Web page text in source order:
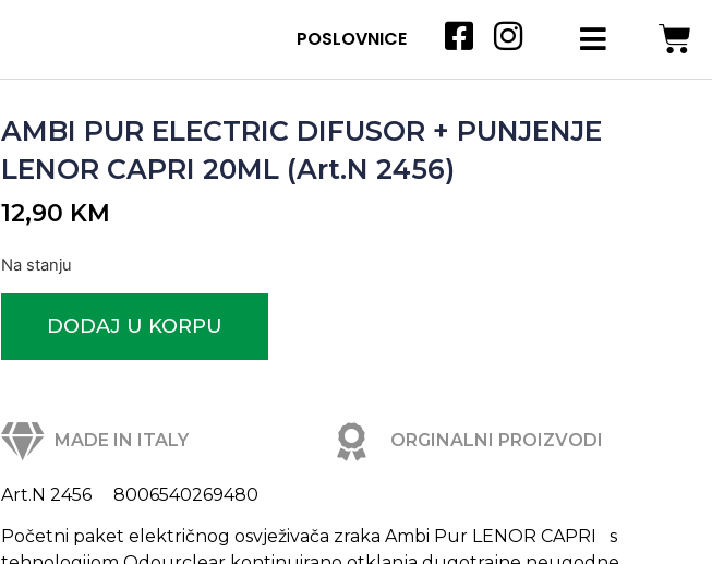
POSLOVNICE
AMBI PUR ELECTRIC DIFUSOR + PUNJENJE
LENOR CAPRI 20ML (Art.N 2456)
12,90 KM
Na stanju
DODAJ U KORPU
MADE IN ITALY ORGINALNI PROIZVODI
Art.N 2456 8006540269480
Početni paket električnog osvježivača zraka Ambi Pur LENOR CAPRI s